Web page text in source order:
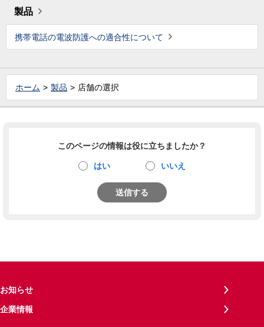
製品
携帯電話の電波防護への適合性について
ホーム 製品 店舗の選択
このページの情報は役に立ちましたか？
はい いいえ
送信する
お知らせ
企業情報